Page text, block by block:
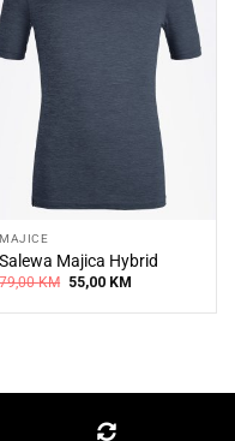
MAJICE
Salewa Majica Hybrid
79,00KM Original
price
was:
55,00 KMCurrent
is: